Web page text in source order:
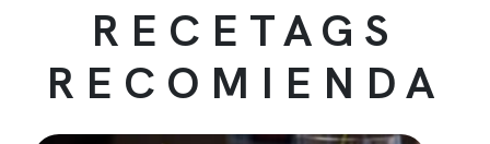
RECETAGS
RECOMIENDA